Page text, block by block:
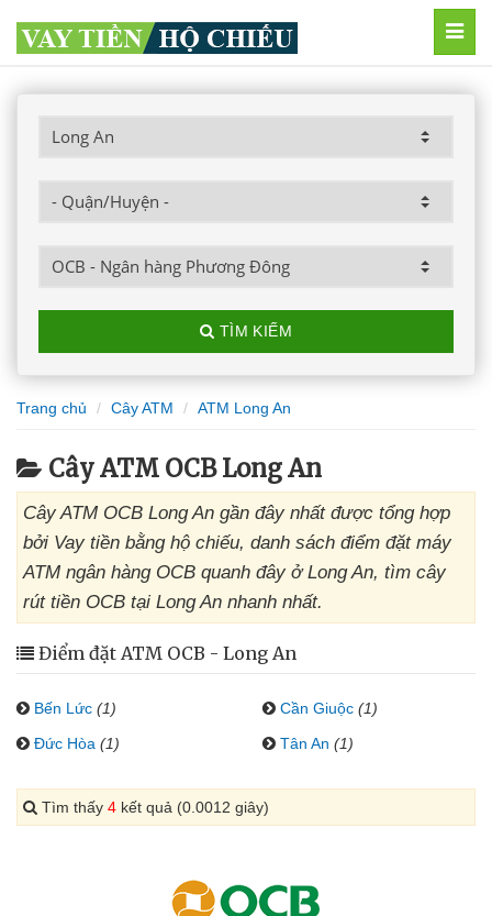
TÌM KIẾM
Trang chủ Cây ATM ATM Long An
Cây ATM OCB Long An
Cây ATM OCB Long An gần đây nhất được tổng hợp
bởi Vay tiền bằng hộ chiếu, danh sách điểm đặt máy
ATM ngân hàng OCB quanh đây ở Long An, tìm cây
rút tiền OCB tại Long An nhanh nhất.
Điểm đặt ATM OCB - Long An
Bến Lức (1) Cần Giuộc (1)
Đức Hòa (1) Tân An (1)
Tìm thấy 4 kết quả (0.0012 giây)